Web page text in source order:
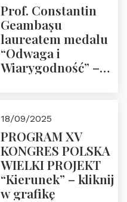
Prof. Constantin
Geambașu
laureatem medalu
“Odwaga i
Wiarygodność” –
18/09/2025
PROGRAM XV
KONGRES POLSKA
WIELKI PROJEKT
“Kierunek” – kliknij
w grafikę